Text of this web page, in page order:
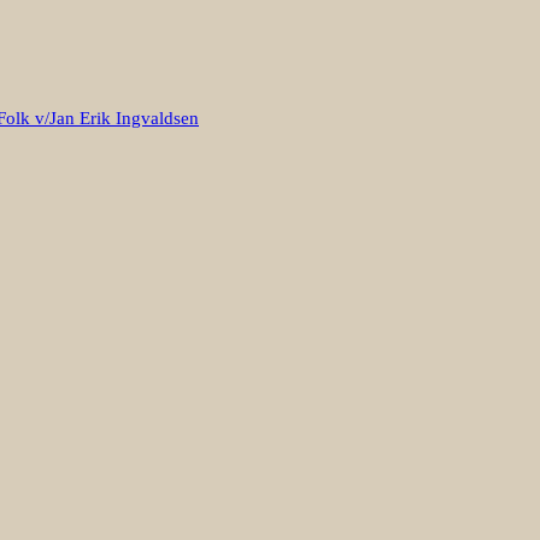
v/Jan Erik Ingvaldsen